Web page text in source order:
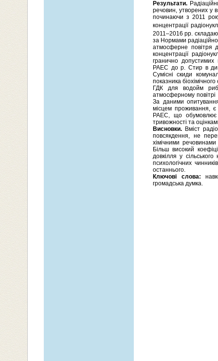
Результати.
речовин, утворених у
починаючи з 2011
концентрації
2011–2016 рр.
за Нормами
атмосферне повітря
концентрації
гранично допустимих
РАЕС до р. Стир в
Сумісні скиди
показника
ГДК для водойм
атмосферному
За даними
місцем проживання, є
РАЕС, що обумовлює
тривожності та
Висновки. Вміст
повсякдення, не
хімічними
Більш високий
довкілля у
психологічних
останнього.
Ключові слова:
громадська думка.